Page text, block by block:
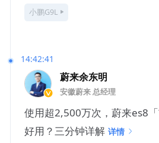
小鹏G9L
14:42:41
蔚来余东明
安徽蔚来 总经理
使用超2,500万次，蔚来es8
好用？三分钟详解 详情